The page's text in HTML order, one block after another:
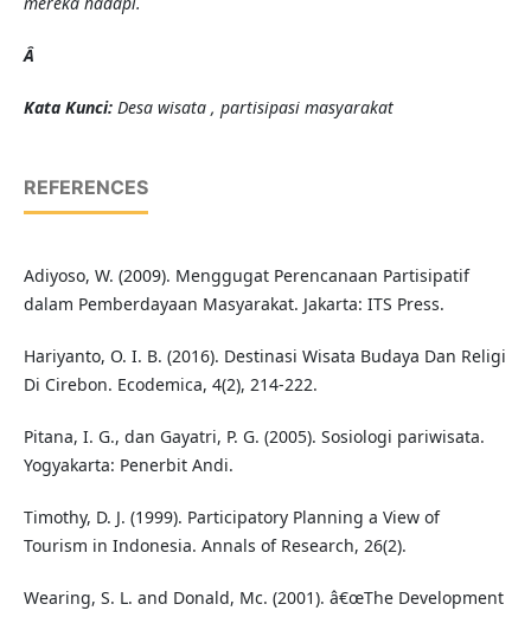
Â
Kata Kunci: Desa wisata , partisipasi masyarakat
REFERENCES
Adiyoso, W. (2009). Menggugat Perencanaan Partisipatif
dalam Pemberdayaan Masyarakat. Jakarta: ITS Press.
Hariyanto, O. I. B. (2016). Destinasi Wisata Budaya Dan Religi
Di Cirebon. Ecodemica, 4(2), 214-222.
Pitana, I. G., dan Gayatri, P. G. (2005). Sosiologi pariwisata.
Yogyakarta: Penerbit Andi.
Timothy, D. J. (1999). Participatory Planning a View of
Tourism in Indonesia. Annals of Research, 26(2).
Wearing, S. L. and Donald, Mc. (2001). â€œThe Development